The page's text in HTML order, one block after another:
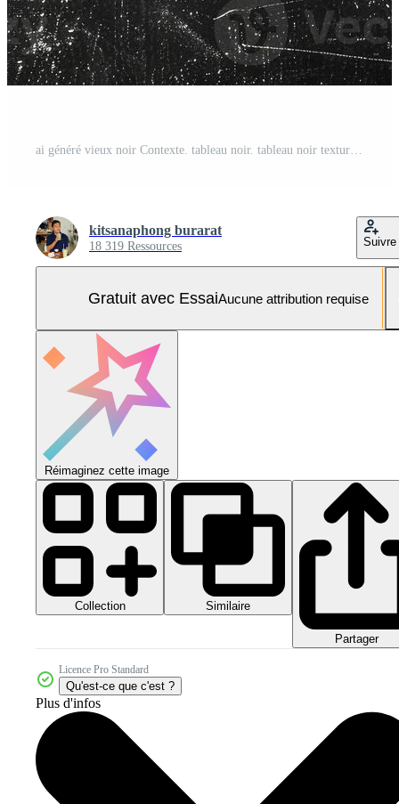
ai généré vieux noir Contexte. tableau noir. tableau noir texture. béton. ciment Photo Pro
kitsanaphong burarat
18 319 Ressources Suivre
Gratuit avec EssaiAucune attribution requise
Réimaginez cette image
Collection Similaire
Partager
Licence Pro Standard
Qu'est-ce que c'est ?
Plus d'infos